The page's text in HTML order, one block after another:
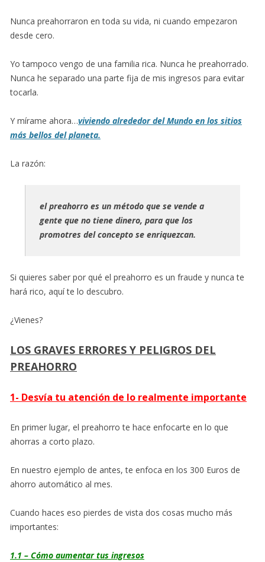
Nunca preahorraron en toda su vida, ni cuando empezaron
desde cero.
Yo tampoco vengo de una familia rica. Nunca he preahorrado.
Nunca he separado una parte fija de mis ingresos para evitar
tocarla.
Y mírame ahora…viviendo alrededor del Mundo en los sitios
más bellos del planeta.
La razón:
el preahorro es un método que se vende a
gente que no tiene dinero, para que los
promotres del concepto se enriquezcan.
Si quieres saber por qué el preahorro es un fraude y nunca te
hará rico, aquí te lo descubro.
¿Vienes?
LOS GRAVES ERRORES Y PELIGROS DEL
PREAHORRO
1- Desvía tu atención de lo realmente importante
En primer lugar, el preahorro te hace enfocarte en lo que
ahorras a corto plazo.
En nuestro ejemplo de antes, te enfoca en los 300 Euros de
ahorro automático al mes.
Cuando haces eso pierdes de vista dos cosas mucho más
importantes:
1.1 – Cómo aumentar tus ingresos